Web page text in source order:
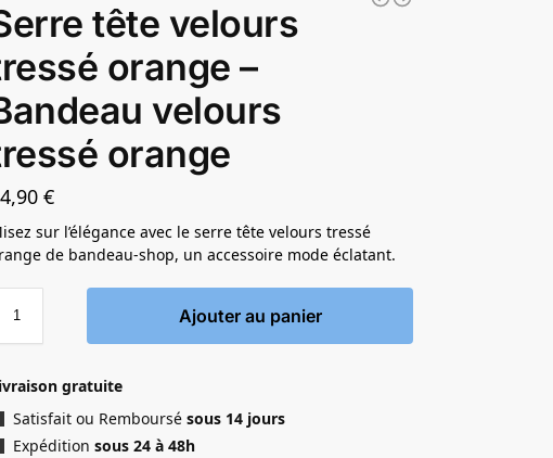
tête velours
orange –
velours
orange
€
sur l’élégance avec le serre tête velours tressé
de bandeau-shop, un accessoire mode éclatant.
Ajouter au panier
gratuite
Satisfait ou Remboursésous 14 jours
Expédition sous 24 à 48h